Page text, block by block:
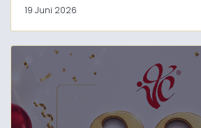
19 Juni 2026